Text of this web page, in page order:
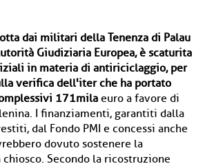
dai militari della Tenenza di Palau
Giudiziaria Europea, è scaturita
in materia di antiriciclaggio, per
verifica dell'iter che ha portato
171mila euro a favore di
I finanziamenti, garantiti dalla
dal Fondo PMI e concessi anche
dovuto sostenere la
Secondo la ricostruzione